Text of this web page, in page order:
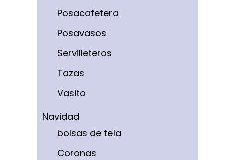
Posacafetera
Posavasos
Servilleteros
Tazas
Vasito
Navidad
bolsas de tela
Coronas